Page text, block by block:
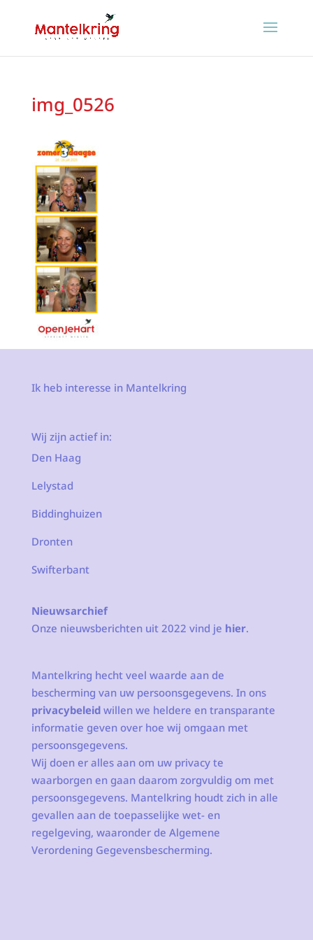
img_0526
Ik heb interesse in Mantelkring
Wij zijn actief in:
Den Haag
Lelystad
Biddinghuizen
Dronten
Swifterbant
Nieuwsarchief
Onze nieuwsberichten uit 2022 vind je hier.
Mantelkring hecht veel waarde aan de
bescherming van uw persoonsgegevens. In ons
privacybeleidwillen we heldere en transparante
informatie geven over hoe wij omgaan met
persoonsgegevens.
Wij doen er alles aan om uw privacy te
waarborgen en gaan daarom zorgvuldig om met
persoonsgegevens. Mantelkring houdt zich in alle
gevallen aan de toepasselijke wet- en
regelgeving, waaronder de Algemene
Verordening Gegevensbescherming.